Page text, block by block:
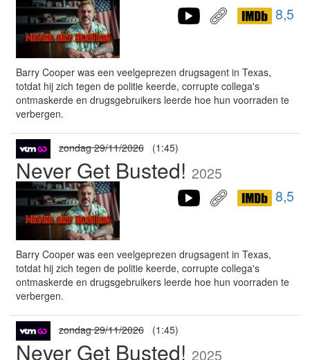
8,5
Barry Cooper was een veelgeprezen drugsagent in Texas,
totdat hij zich tegen de politie keerde, corrupte collega's
ontmaskerde en drugsgebruikers leerde hoe hun voorraden te
verbergen.
zondag 29/11/2026 (1:45)
Never Get Busted! 2025
8,5
Barry Cooper was een veelgeprezen drugsagent in Texas,
totdat hij zich tegen de politie keerde, corrupte collega's
ontmaskerde en drugsgebruikers leerde hoe hun voorraden te
verbergen.
zondag 29/11/2026 (1:45)
Never Get Busted! 2025